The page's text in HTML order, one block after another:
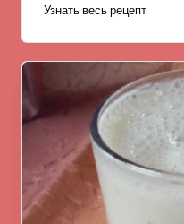
Узнать весь рецепт